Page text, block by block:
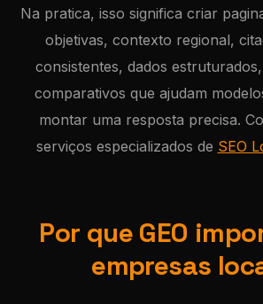
Na pratica, isso significa criar
objetivas, contexto regional,
consistentes, dados
comparativos que ajudam
montar uma resposta precisa.
serviços especializados de SEO
Por que GEO
empresas